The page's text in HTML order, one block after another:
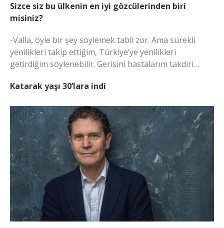
Sizce siz bu ülkenin en iyi gözcülerinden biri
misiniz?
-Valla, öyle bir şey söylemek tabii zor. Ama sürekli
yenilikleri takip ettiğim, Türkiye’ye yenilikleri
getirdiğim söylenebilir. Gerisini hastalarım takdiri…
Katarak yaşı 30’lara indi